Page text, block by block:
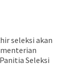
seleksi akan
Seleksi